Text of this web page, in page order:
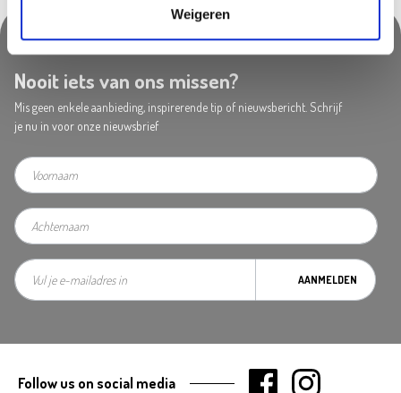
Weigeren
Nooit iets van ons missen?
Mis geen enkele aanbieding, inspirerende tip of nieuwsbericht. Schrijf
je nu in voor onze nieuwsbrief
AANMELDEN
Follow us on social media